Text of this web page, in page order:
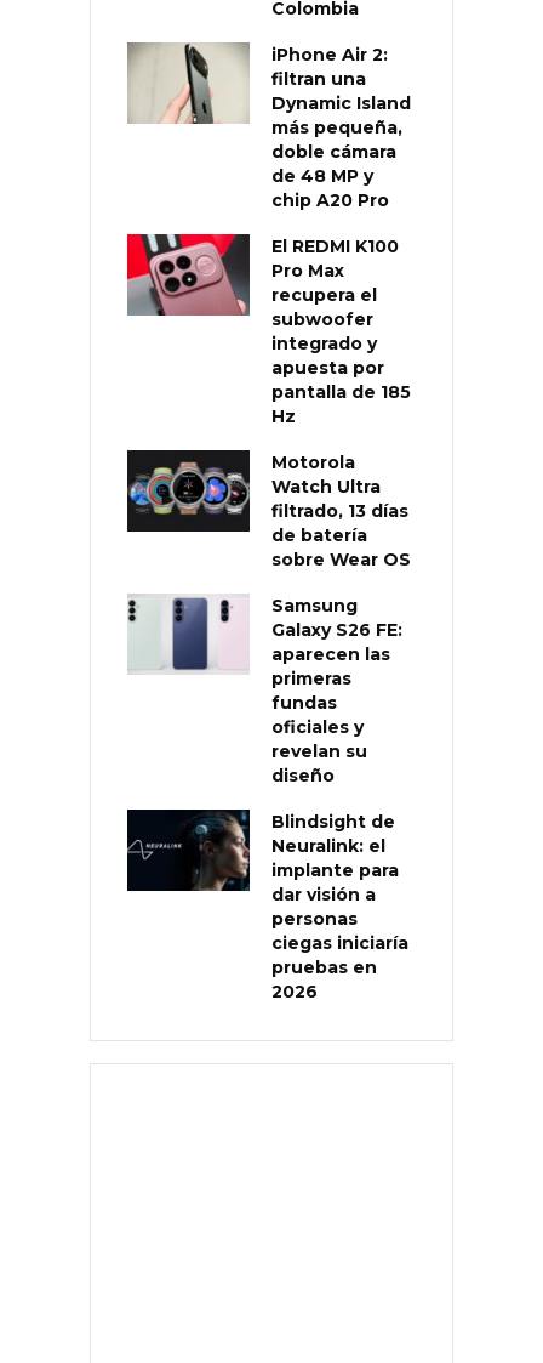
Colombia
iPhone Air 2:
filtran una
Dynamic Island
más pequeña,
doble cámara
de 48 MP y
chip A20 Pro
El REDMI K100
Pro Max
recupera el
subwoofer
integrado y
apuesta por
pantalla de 185
Hz
Motorola
Watch Ultra
filtrado, 13 días
de batería
sobre Wear OS
Samsung
Galaxy S26 FE:
aparecen las
primeras
fundas
oficiales y
revelan su
diseño
Blindsight de
Neuralink: el
implante para
dar visión a
personas
ciegas iniciaría
pruebas en
2026